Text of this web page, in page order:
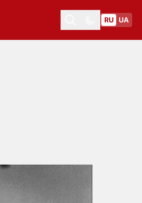
Toggle themeToggle theme
RU UA